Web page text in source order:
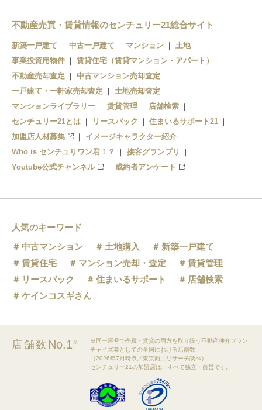
不動産売買・賃貸情報のセンチュリー21総合サイト
新築一戸建て 中古一戸建て マンション
土地
事業投資用物件
賃貸住宅（賃貸マンション・アパート）
不動産売却査定
中古マンション売却査定
一戸建て・一軒家売却査定
土地売却査定
マンションライブラリー
賃貸管理
店舗検索
センチュリー21とは
リースバック
住まいるサポート21
加盟店人材募集
イメージキャラクター紹介
Who is センチュリワン君！？
接客グランプリ
Youtube公式チャンネル
成約者アンケート
人気のキーワード
中古マンション
土地購入
新築一戸建て
賃貸住宅
マンション売却・査定
賃貸管理
リースバック
住まいるサポート
店舗検索
ケインコスギさん
店舗数 No.1※
※同一屋号で売買・賃貸の両方を取り扱う不動産仲介フラン
チャイズ業としての全国における店舗数
（2026年7月時点／東京商工リサーチ調べ）
センチュリー21の加盟店は、すべて独立・自営です。